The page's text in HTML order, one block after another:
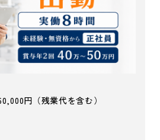
円（残業代を含む）